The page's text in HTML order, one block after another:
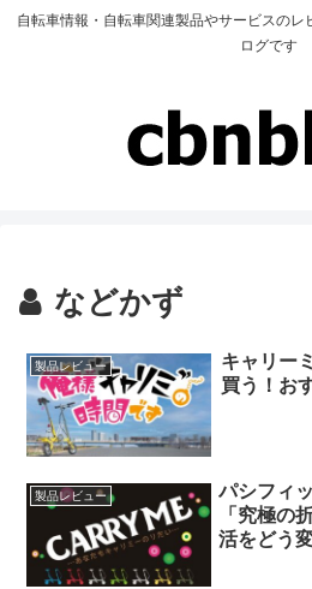
自転車情報・自転車関連製品やサービスの
ログです
などかず
製品レビュー
キャリー
買う！お
製品レビュー
パシフィ
「究極の
活をどう